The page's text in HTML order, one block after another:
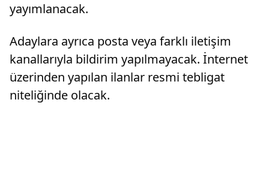
yayımlanacak.
Adaylara ayrıca posta veya farklı iletişim
kanallarıyla bildirim yapılmayacak. İnternet
üzerinden yapılan ilanlar resmi tebligat
niteliğinde olacak.